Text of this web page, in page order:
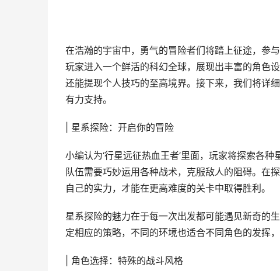
在浩瀚的宇宙中，勇气的冒险者们将踏上征途，参
玩家进入一个鲜活的科幻全球，展现出丰富的角色
还能提现个人技巧的至高境界。接下来，我们将详
有力支持。
| 星系探险：开启你的冒险
小编认为‘行星远征热血王者’里面，玩家将探索各
队伍需要巧妙运用各种战术，克服敌人的阻碍。在
自己的实力，才能在更高难度的关卡中取得胜利。
星系探险的魅力在于每一次出发都可能遇见新奇的
定相应的策略，不同的环境也适合不同角色的发挥
| 角色选择：特殊的战斗风格